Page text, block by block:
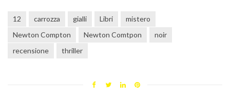
12 carrozza gialli Libri
mistero
Newton Compton
Newton Comtpon
noir
recensione
thriller